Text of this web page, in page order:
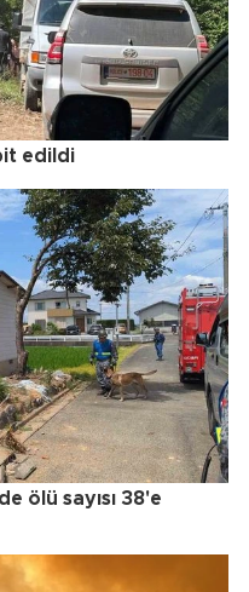
edildi
ölü sayısı 38'e